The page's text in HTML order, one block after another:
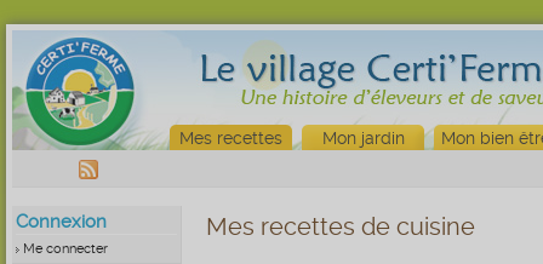
Mes recettes Mon jardin Mon bien
Connexion
Me connecter
Mes recettes de cuisine